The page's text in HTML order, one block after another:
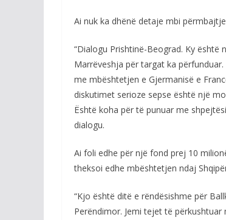
Ai nuk ka dhënë detaje mbi
“Dialogu Prishtinë-Beograd. Ky
Marrëveshja për targat ka
me mbështetjen e Gjermanisë e
diskutimet serioze sepse është një
Është koha për të punuar me
dialogu.
Ai foli edhe për një fond prej 10
theksoi edhe mbështetjen ndaj
“Kjo është ditë e rëndësishme për
Perëndimor. Jemi tejet të